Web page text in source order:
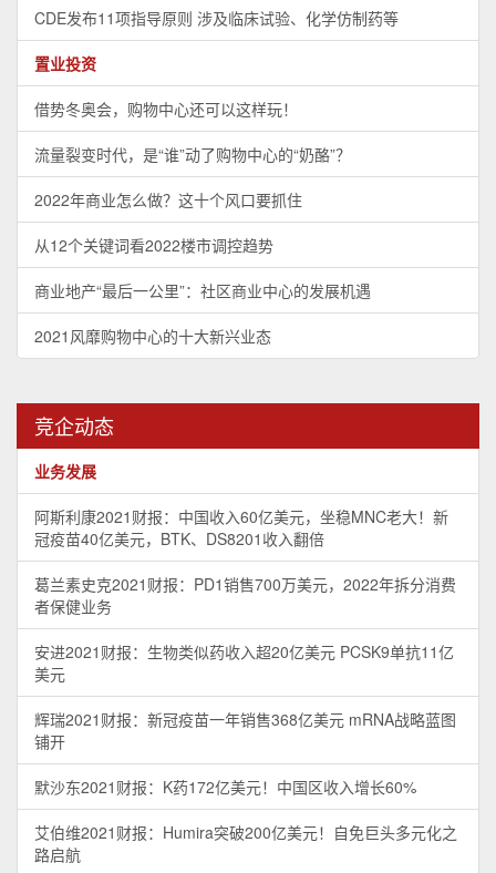
CDE发布11项指导原则 涉及临床试验、化学仿制药等
置业投资
借势冬奥会，购物中心还可以这样玩！
流量裂变时代，是“谁”动了购物中心的“奶酪”？
2022年商业怎么做？这十个风口要抓住
从12个关键词看2022楼市调控趋势
商业地产“最后一公里”：社区商业中心的发展机遇
2021风靡购物中心的十大新兴业态
竞企动态
业务发展
阿斯利康2021财报：中国收入60亿美元，坐稳MNC老大！新
冠疫苗40亿美元，BTK、DS8201收入翻倍
葛兰素史克2021财报：PD1销售700万美元，2022年拆分消费
者保健业务
安进2021财报：生物类似药收入超20亿美元 PCSK9单抗11亿
美元
辉瑞2021财报：新冠疫苗一年销售368亿美元 mRNA战略蓝图
铺开
默沙东2021财报：K药172亿美元！中国区收入增长60%
艾伯维2021财报：Humira突破200亿美元！自免巨头多元化之
路启航